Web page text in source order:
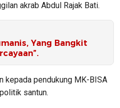
akrab Abdul Rajak Bati.
Yang Bangkit
kepada pendukung MK-BISA
santun.